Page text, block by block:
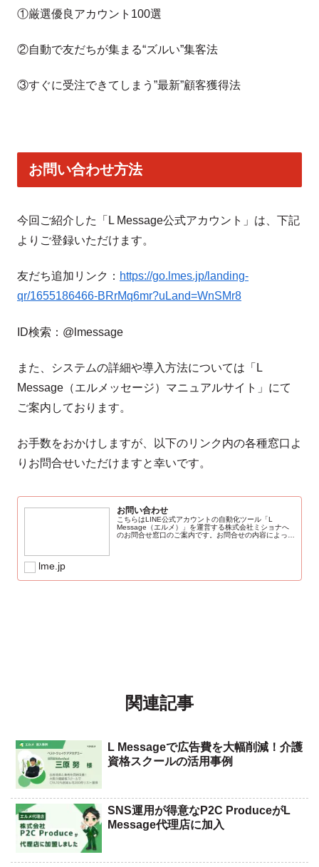
①厳選優良アカウント100選
②自動で友だちが集まる“ズルい”集客法
③すぐに受注できてしまう”最新”顧客獲得法
お問い合わせ方法
今回ご紹介した「L Message公式アカウント」は、下記
よりご登録いただけます。
友だち追加リンク： https://go.lmes.jp/landing-
qr/1655186466-BRrMq6mr?uLand=WnSMr8
ID検索：@lmessage
また、システムの詳細や導入方法については「L
Message（エルメッセージ）マニュアルサイト」にて
ご案内しております。
お手数をおかけしますが、以下のリンク内の各種窓口よ
りお問合せいただけますと幸いです。
お問い合わせ
こちらはLINE公式アカウントの自動化ツール「L
Message（エルメ）」を運営する株式会社ミショナへ
のお問合せ窓口のご案内です。お問合せの内容によって
lme.jp
関連記事
L Messageで広告費を大幅削減！介護
資格スクールの活用事例
SNS運用が得意なP2C ProduceがL
Message代理店に加入